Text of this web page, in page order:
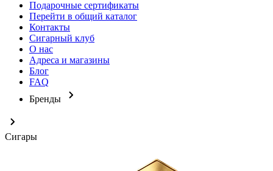
Подарочные сертификаты
Перейти в общий каталог
Контакты
Сигарный клуб
О нас
Адреса и магазины
Блог
FAQ
Бренды
Сигары